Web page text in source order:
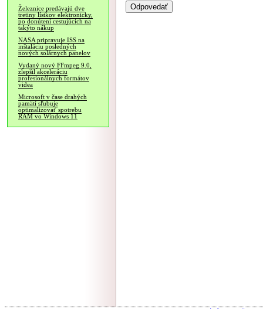
Železnice predávajú dve
tretiny lístkov elektronicky,
po donútení cestujúcich na
takýto nákup
NASA pripravuje ISS na
inštaláciu posledných
nových solárnych panelov
Vydaný nový FFmpeg 9.0,
zlepšil akceleráciu
profesionálnych formátov
videa
Microsoft v čase drahých
pamätí sľubuje
optimalizovať spotrebu
RAM vo Windows 11